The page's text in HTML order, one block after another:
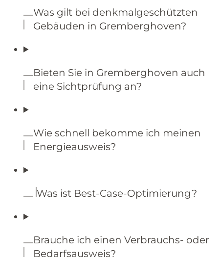
Was gilt bei denkmalgeschützten
Gebäuden in Gremberghoven?
Bieten Sie in Gremberghoven auch
eine Sichtprüfung an?
Wie schnell bekomme ich meinen
Energieausweis?
Was ist Best-Case-Optimierung?
Brauche ich einen Verbrauchs- oder
Bedarfsausweis?